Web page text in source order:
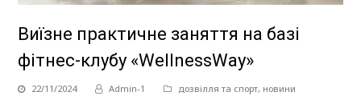
Виїзне практичне заняття на базі
фітнес-клубу «WellnessWay»
22/11/2024 Admin-1 дозвілля та спорт, новини